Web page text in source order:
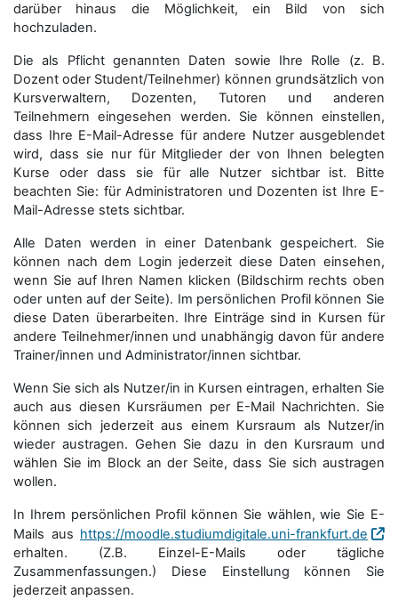
darüber hinaus die Möglichkeit, ein Bild von sich
hochzuladen.
Die als Pflicht genannten Daten sowie Ihre Rolle (z. B.
Dozent oder Student/Teilnehmer) können grundsätzlich von
Kursverwaltern, Dozenten, Tutoren und anderen
Teilnehmern eingesehen werden. Sie können einstellen,
dass Ihre E-Mail-Adresse für andere Nutzer ausgeblendet
wird, dass sie nur für Mitglieder der von Ihnen belegten
Kurse oder dass sie für alle Nutzer sichtbar ist. Bitte
beachten Sie: für Administratoren und Dozenten ist Ihre E-
Mail-Adresse stets sichtbar.
Alle Daten werden in einer Datenbank gespeichert. Sie
können nach dem Login jederzeit diese Daten einsehen,
wenn Sie auf Ihren Namen klicken (Bildschirm rechts oben
oder unten auf der Seite). Im persönlichen Profil können Sie
diese Daten überarbeiten. Ihre Einträge sind in Kursen für
andere Teilnehmer/innen und unabhängig davon für andere
Trainer/innen und Administrator/innen sichtbar.
Wenn Sie sich als Nutzer/in in Kursen eintragen, erhalten Sie
auch aus diesen Kursräumen per E-Mail Nachrichten. Sie
können sich jederzeit aus einem Kursraum als Nutzer/in
wieder austragen. Gehen Sie dazu in den Kursraum und
wählen Sie im Block an der Seite, dass Sie sich austragen
wollen.
In Ihrem persönlichen Profil können Sie wählen, wie Sie E-
Mails aus https://moodle.studiumdigitale.uni-frankfurt.de
erhalten. (Z.B. Einzel-E-Mails oder tägliche
Zusammenfassungen.) Diese Einstellung können Sie
jederzeit anpassen.